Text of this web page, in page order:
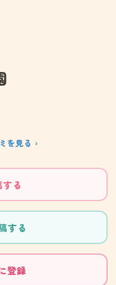
を見る ›
る
する
登録